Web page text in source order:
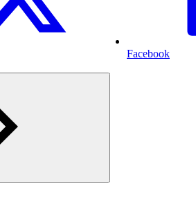
Facebook